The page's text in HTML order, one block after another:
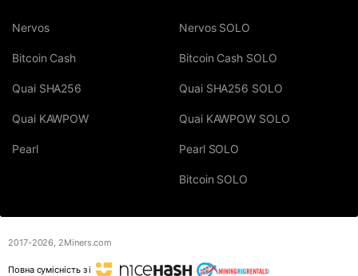
Nervos
Bitcoin Cash
Quai SHA256
Quai KAWPOW
Pearl
Nervos SOLO
Bitcoin Cash SOLO
Quai SHA256 SOLO
Quai KAWPOW SOLO
Pearl SOLO
Bitcoin SOLO
2017-2026, 2Miners.com
Повна сумісність з і